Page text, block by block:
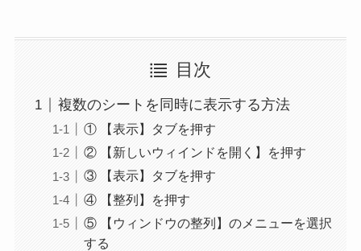
目次
複数のシートを同時に表示する方法
① 【表示】タブを押す
② 【新しいウィインドを開く】を押す
③ 【表示】タブを押す
④ 【整列】を押す
⑤ 【ウィンドウの整列】のメニューを選択
する